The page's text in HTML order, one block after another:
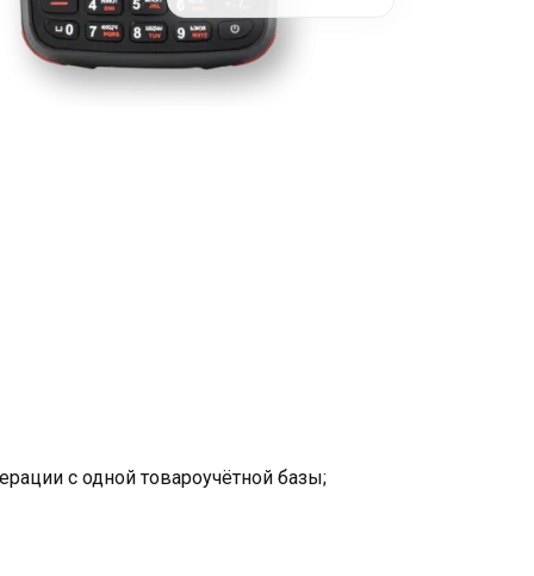
с одной товароучётной базы;